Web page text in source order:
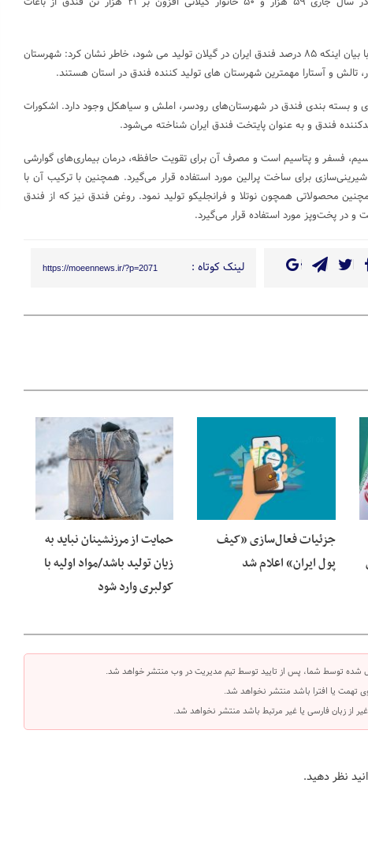
رئیس سازمان جهادکشاورزی گیلان با بیان اینکه ۸۵ درصد فندق ایران در گیلان تولید می‌ شود، خاطر نشان کرد: شهرستان
تالش و آستارا مهمترین شهرستان های تولید کننده فندق در استان هستند.
آمار، ۶ واحد فرآوری و بسته بندی فندق در شهرستان‌های رودسر، املش و سیاهکل وجود دارد. اشکورات
فندق و به عنوان پایتخت فندق ایران شناخته می‌شود.
فسفر و پتاسیم است و مصرف آن برای تقویت حافظه، درمان بیماری‌های گوارشی
برای ساخت پرالین مورد استفاده قرار می‌گیرد. همچنین با ترکیب آن با
محصولاتی همچون نوتلا و فرانجلیکو تولید نمود. روغن فندق نیز که از فندق
پخت‌وپز مورد استفاده قرار می‌گیرد.
لینک کوتاه : https://moeennews.ir/?p=2071
جزئیات فعال‌سازی «کیف
پول ایران» اعلام شد
حمایت از مرزنشینان نباید به
زیان تولید باشد/مواد اولیه با
کولبری وارد شود
شده توسط شما، پس از تایید توسط تیم مدیریت در وب منتشر خواهد شد.
تهمت یا افترا باشد منتشر نخواهد شد.
از زبان فارسی یا غیر مرتبط باشد منتشر نخواهد شد.
نظر دهید.